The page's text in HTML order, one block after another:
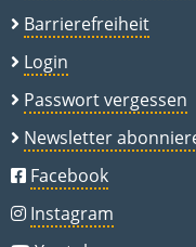
Barrierefreiheit
Login
Passwort vergessen
Newsletter
Facebook
Instagram